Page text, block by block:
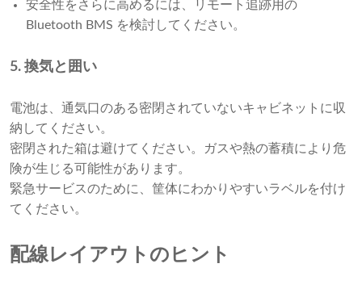
安全性をさらに高めるには、リモート追跡用の
Bluetooth BMS を検討してください。
5. 換気と囲い
電池は、通気口のある密閉されていないキャビネットに収
納してください。
密閉された箱は避けてください。ガスや熱の蓄積により危
険が生じる可能性があります。
緊急サービスのために、筐体にわかりやすいラベルを付け
てください。
配線レイアウトのヒント